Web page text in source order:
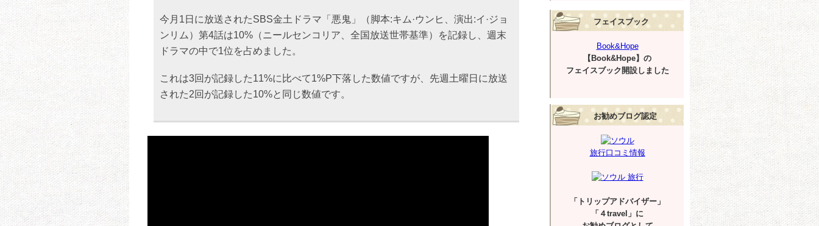
今月1日に放送されたSBS金土ドラマ「悪鬼」（脚本:キム·ウンヒ、演出:イ·ジョ
ンリム）第4話は10%（ニールセンコリア、全国放送世帯基準）を記録し、週末
ドラマの中で1位を占めました。
これは3回が記録した11%に比べて1%P下落した数値ですが、先週土曜日に放送
された2回が記録した10%と同じ数値です。
フェイスブック
Book&Hope
【Book&Hope】の
フェイスブック開設しました
お勧めブログ認定
旅行口コミ情報
「トリップアドバイザー」
「４travel」に